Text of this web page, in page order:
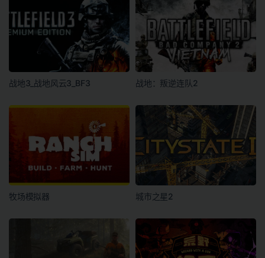
战地3_战地风云3_BF3 战地：叛逆连队2
牧场模拟器 城市之星2